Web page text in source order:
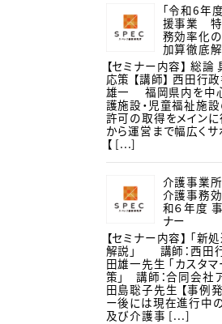
「令和6年
援事業 特
務効率化
加算徹底
【セミナー内容】 総
応策 【講師】 西田
雄一 福岡県内を中心
護施設・児童福祉施
許可の取得をメイン
から運営まで幅広くサ
【 [...]
介護事業
介護事務
和６年度
ナー
【セミナー内容】 「
解説」 講師：西田
田雄一先生 「カスタ
策」 講師：合同会社
田島聡子先生 【事例
ー後には現在進行中
及び介護事 [...]